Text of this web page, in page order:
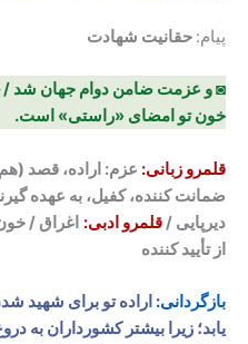
پیام: حقانیت شهادت
◙ و عزمت ضامن دوام جهان شد /
خون تو امضای «راستی» است.
قلمرو زبانی: عزم: اراده، قصد
ضمانت کننده، کفیل، به عهده
دیرپایی /قلمرو ادبی: اغراق /
از تأیید کننده
بازگردانی: اراده تو برای شهید
یابد؛ زیرا بیشتر کشورداران به